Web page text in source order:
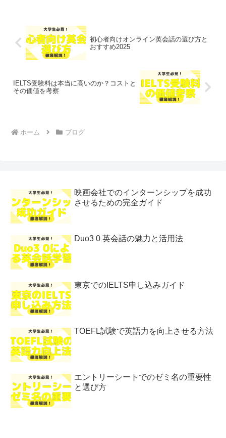
初心者向けオンライン英会話の選び方と
おすすめ2025
IELTS受験料は本当に高いのか？コストと
その価値を考察
ホーム ブログ
映画会社でのインターンシップを成功
させるための完全ガイド
Duo3 0 英会話の魅力と活用法
東京でのIELTS申し込みガイド
TOEFL試験で英語力を向上させる方法
エントリーシートでのゼミ名の重要性
と選び方